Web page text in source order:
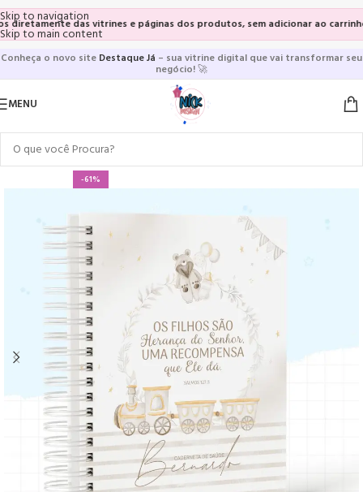
Skip to navigation
Skip to main content
das vitrines e páginas dos produtos, sem adicionar ao carrinho e
Conheça o novo site Destaque Já – sua vitrine digital que vai transformar seu
negócio!🚀
MENU
-61%